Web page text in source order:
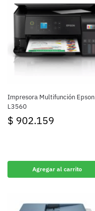
Impresora Multifunción Epson
L3560
$ 902.159
Agregar al carrito